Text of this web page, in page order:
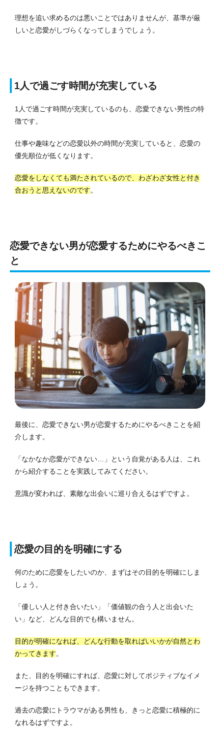
理想を追い求めるのは悪いことではありませんが、基準が厳
しいと恋愛がしづらくなってしまうでしょう。
1人で過ごす時間が充実している
1人で過ごす時間が充実しているのも、恋愛できない男性の特
徴です。
仕事や趣味などの恋愛以外の時間が充実していると、恋愛の
優先順位が低くなります。
恋愛をしなくても満たされているので、わざわざ女性と付き
合おうと思えないのです。
恋愛できない男が恋愛するためにやるべきこ
と
最後に、恋愛できない男が恋愛するためにやるべきことを紹
介します。
「なかなか恋愛ができない…」という自覚がある人は、これ
から紹介することを実践してみてください。
意識が変われば、素敵な出会いに巡り合えるはずですよ。
恋愛の目的を明確にする
何のために恋愛をしたいのか、まずはその目的を明確にしま
しょう。
「優しい人と付き合いたい」「価値観の合う人と出会いた
い」など、どんな目的でも構いません。
目的が明確になれば、どんな行動を取ればいいかが自然とわ
かってきます。
また、目的を明確にすれば、恋愛に対してポジティブなイメ
ージを持つこともできます。
過去の恋愛にトラウマがある男性も、きっと恋愛に積極的に
なれるはずですよ。